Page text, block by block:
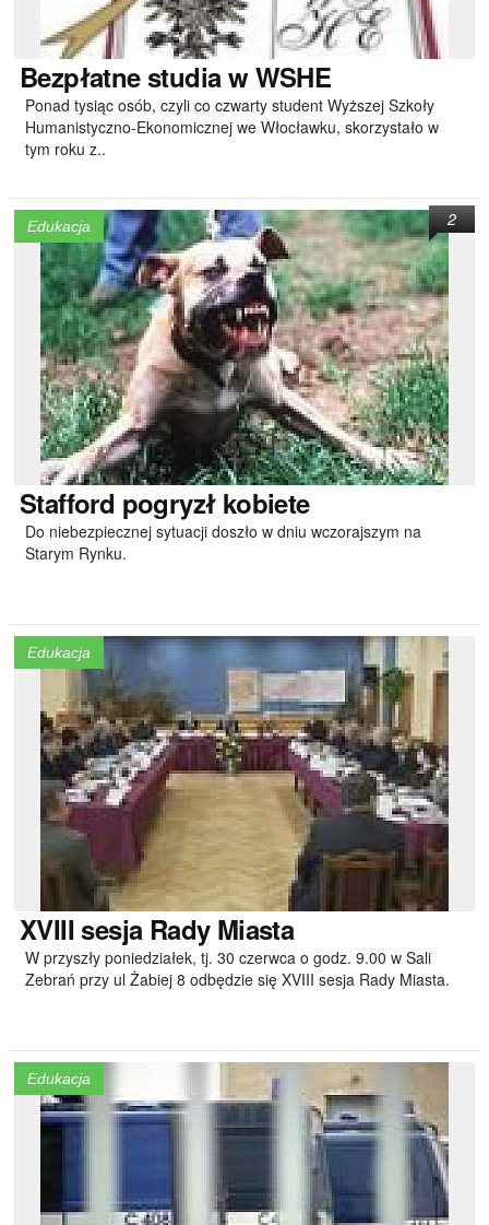
Bezpłatnestudia w WSHE
Ponad tysiąc osób, czyli co czwarty student Wyższej Szkoły
Humanistyczno-Ekonomicznej we Włocławku, skorzystało w
tym roku z..
Edukacja
Stafford pogryzł kobiete
Do niebezpiecznej sytuacji doszło w dniu wczorajszym na
Starym Rynku.
2
Edukacja
XVIIIsesja Rady Miasta
W przyszły poniedziałek, tj. 30 czerwca o godz. 9.00 w Sali
Zebrań przy ul Żabiej 8 odbędzie się XVIII sesja Rady Miasta.
Edukacja